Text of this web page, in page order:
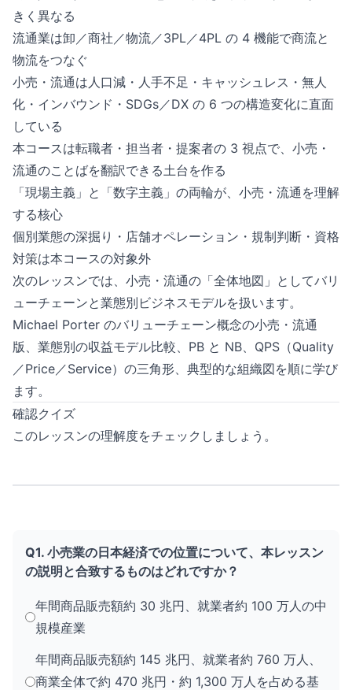
きく異なる
流通業は卸／商社／物流／3PL／4PL の 4 機能で商流と
物流をつなぐ
小売・流通は人口減・人手不足・キャッシュレス・無人
化・インバウンド・SDGs／DX の 6 つの構造変化に直面
している
本コースは転職者・担当者・提案者の 3 視点で、小売・
流通のことばを翻訳できる土台を作る
「現場主義」と「数字主義」の両輪が、小売・流通を理解
する核心
個別業態の深掘り・店舗オペレーション・規制判断・資格
対策は本コースの対象外
次のレッスンでは、小売・流通の「全体地図」としてバリ
ューチェーンと業態別ビジネスモデルを扱います。
Michael Porter のバリューチェーン概念の小売・流通
版、業態別の収益モデル比較、PB と NB、QPS（Quality
／Price／Service）の三角形、典型的な組織図を順に学び
ます。
確認クイズ
このレッスンの理解度をチェックしましょう。
Q1. 小売業の日本経済での位置について、本レッスン
の説明と合致するものはどれですか？
年間商品販売額約 30 兆円、就業者約 100 万人の中
規模産業
年間商品販売額約 145 兆円、就業者約 760 万人、
商業全体で約 470 兆円・約 1,300 万人を占める基